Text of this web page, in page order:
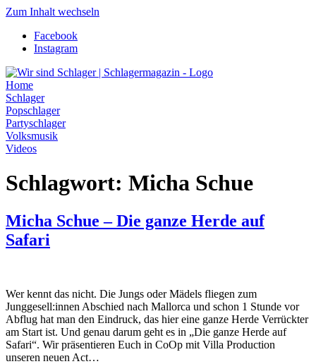
Zum Inhalt wechseln
Facebook
Instagram
Home
Schlager
Popschlager
Partyschlager
Volksmusik
Videos
Schlagwort: Micha Schue
Micha Schue – Die ganze Herde auf
Safari
Wer kennt das nicht. Die Jungs oder Mädels fliegen zum
Junggesell:innen Abschied nach Mallorca und schon 1 Stunde vor
Abflug hat man den Eindruck, das hier eine ganze Herde Verrückter
am Start ist. Und genau darum geht es in „Die ganze Herde auf
Safari“. Wir präsentieren Euch in CoOp mit Villa Production
unseren neuen Act…